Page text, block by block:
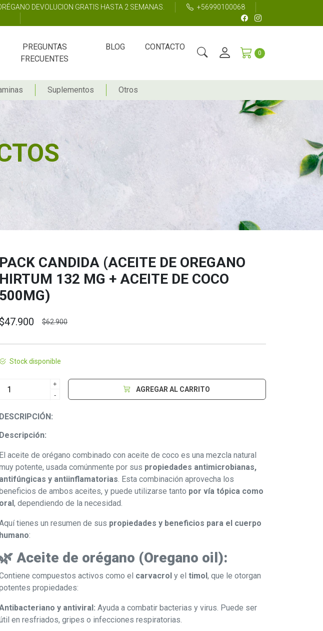
DEVOLUCION GRATIS HASTA 2 SEMANAS.
+56990100068
PREGUNTAS
FRECUENTES
BLOG CONTACTO
0
Suplementos Otros
PACK CANDIDA (ACEITE DE OREGANO
HIRTUM 132 MG + ACEITE DE COCO
500MG)
$47.900 $62.900
Stock disponible
+
-
AGREGAR AL CARRITO
DESCRIPCIÓN:
Descripción:
El aceite de orégano combinado con aceite de coco es una mezcla natural
potente, usada comúnmente por sus propiedades antimicrobianas,
antifúngicas y antiinflamatorias. Esta combinación aprovecha los
de ambos aceites, y puede utilizarse tanto por vía tópica como
oral, dependiendo de la necesidad.
tienes un resumen de sus propiedades y beneficios para el cuerpo
humano:
🌿 Aceite de orégano (Oregano oil):
compuestos activos como el carvacrol y el timol, que le otorgan
propiedades:
y antiviral: Ayuda a combatir bacterias y virus. Puede ser
en resfriados, gripes o infecciones respiratorias.